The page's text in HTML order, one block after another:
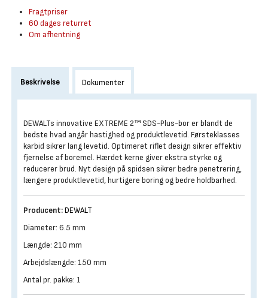
Fragtpriser
60 dages returret
Om afhentning
Beskrivelse Dokumenter
DEWALTs innovative EXTREME 2™ SDS-Plus-bor er blandt de
bedste hvad angår hastighed og produktlevetid. Førsteklasses
karbid sikrer lang levetid. Optimeret riflet design sikrer effektiv
fjernelse af boremel. Hærdet kerne giver ekstra styrke og
reducerer brud. Nyt design på spidsen sikrer bedre penetrering,
længere produktlevetid, hurtigere boring og bedre holdbarhed.
Producent:DEWALT
Diameter: 6.5 mm
Længde: 210 mm
Arbejdslængde: 150 mm
Antal pr. pakke: 1